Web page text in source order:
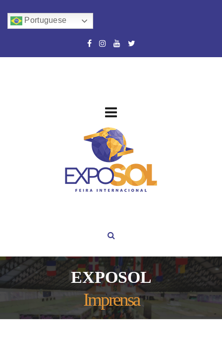
Portuguese
EXPOSOL
Imprensa